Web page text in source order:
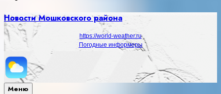
Новости Мошковского района
https://world-weather.ru
Погодные информеры
Меню